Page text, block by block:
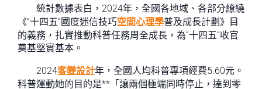
統計數據表白，2024年，全國各地域、各部分繚繞
《“十四五”國度迷信技巧空間心理學普及成長計劃》目
的義務，扎實推動科普任務周全成長，為“十四五”收官
奠基堅實基本。
2024客變設計年，全國人均科普專項經費5.60元。
科普運動她的目的是**「讓兩個極端同時停止，達到零